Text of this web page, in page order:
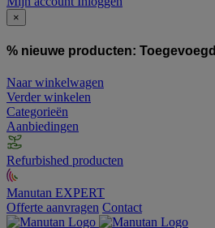
×
% nieuwe producten: Toegevoegd
Naar winkelwagen
Verder winkelen
Categorieën
Aanbiedingen
Refurbished producten
Manutan EXPERT
Offerte aanvragen Contact